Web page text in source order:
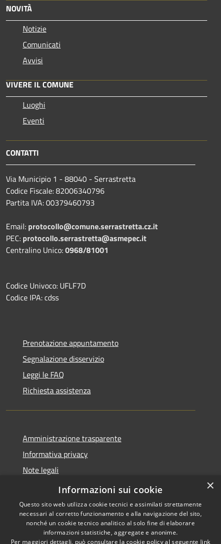
NOVITÀ
Notizie
Comunicati
Avvisi
VIVERE IL COMUNE
Luoghi
Eventi
CONTATTI
Via Municipio 1 - 88040 - Serrastretta
Codice Fiscale: 82006340796
Partita IVA: 00379460793
Email: protocollo@comune.serrastretta.cz.it
PEC: protocollo.serrastretta@asmepec.it
Centralino Unico:0968/81001
Codice Univoco: UFLF7D
Codice IPA: cdss
Prenotazione appuntamento
Segnalazione disservizio
Leggi le FAQ
Richiesta assistenza
Amministrazione trasparente
Informativa privacy
Note legali
Dichiarazione di accessibilità
Copyright © 2026 • Comune di
×
Informazioni sui cookie
Questo sito web utilizza cookie tecnici e assimilati strettamente
necessari al corretto funzionamento e alla navigazione del sito,
nonché un cookie tecnico analitico al solo fine di elaborare
informazioni statistiche, aggregate e anonime.
Per maggiori dettagli, può consultare la cookie policy al seguente link